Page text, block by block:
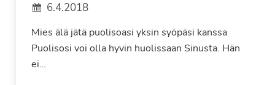
6.4.2018
Mies älä jätä puolisoasi yksin syöpäsi kanssa
Puolisosi voi olla hyvin huolissaan Sinusta. Hän
ei…